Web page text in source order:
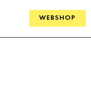
WEBSHOP